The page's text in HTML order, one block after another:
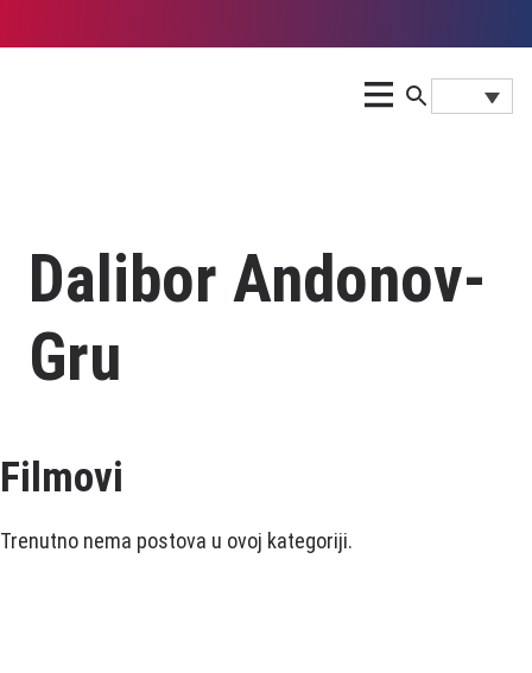
Dalibor Andonov-
Gru
Filmovi
Trenutno nema postova u ovoj kategoriji.